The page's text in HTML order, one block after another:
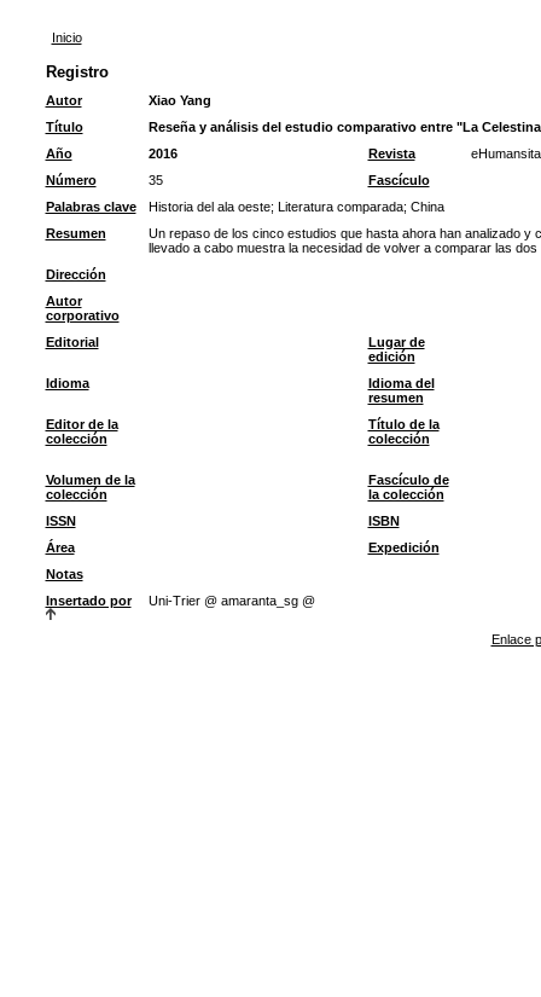
Inicio
Registro
Autor
Xiao Yang
Título
Reseña y análisis del estudio comparativo entre "La
Año
2016 Revista
eHumansita
Número
35
Fascículo
Palabras clave
Historia del ala oeste; Literatura comparada; China
Resumen
Un repaso de los cinco estudios que hasta ahora han analizado y
llevado a cabo muestra la necesidad de volver a comparar las
Dirección
Autor
corporativo
Editorial
Lugar de
edición
Idioma
Idioma del
resumen
Editor de la
colección
Título de la
colección
Volumen de la
colección
Fascículo de
la colección
ISSN
ISBN
Área
Expedición
Notas
Insertado por
Uni-Trier @ amaranta_sg @
Enlace